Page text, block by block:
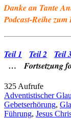
Danke an Tante
Podcast-Reihe zum
Teil 1 Teil 2 Teil 3
… Fortsetzung
325 Aufrufe
Adventistischer
Gebetserhörung,
Führung, Jesus